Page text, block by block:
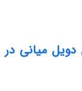
دویل میانی در